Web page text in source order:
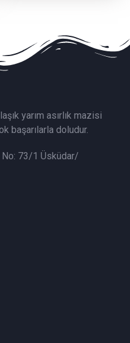
yarım asırlık mazisi
başarılarla doludur.
No: 73/1 Üsküdar/